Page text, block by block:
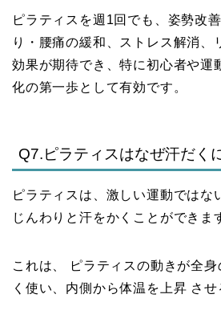
ピラティスを週1回でも、姿勢改
り・腰痛の緩和、ストレス解消、
効果が期待でき、特に初心者や運
化の第一歩として有効です。
Q7.ピラティスはなぜ汗だく
ピラティスは、激しい運動ではな
じんわりと汗をかくことができま
これは、 ピラティスの動きが全
く使い、内側から体温を上昇 させ